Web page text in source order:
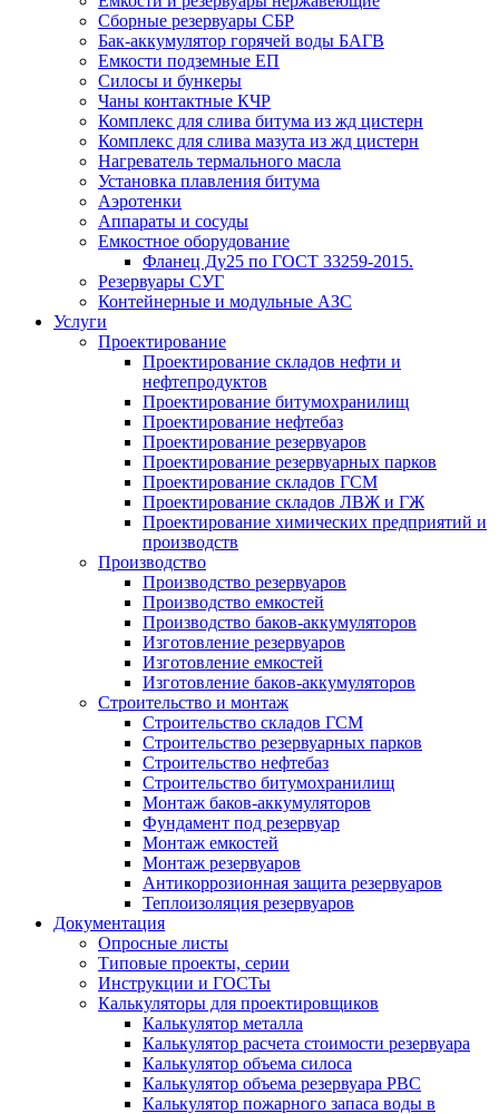
Сборные резервуары СБР
Бак-аккумулятор горячей воды БАГВ
Емкости подземные ЕП
Силосы и бункеры
Чаны контактные КЧР
Комплекс для слива битума из жд цистерн
Комплекс для слива мазута из жд цистерн
Нагреватель термального масла
Установка плавления битума
Аэротенки
Аппараты и сосуды
Емкостное оборудование
Фланец Ду25 по ГОСТ 33259-2015.
Резервуары СУГ
Контейнерные и модульные АЗС
Услуги
Проектирование
Проектирование складов нефти и
нефтепродуктов
Проектирование битумохранилищ
Проектирование нефтебаз
Проектирование резервуаров
Проектирование резервуарных парков
Проектирование складов ГСМ
Проектирование складов ЛВЖ и ГЖ
Проектирование химических предприятий и
производств
Производство
Производство резервуаров
Производство емкостей
Производство баков-аккумуляторов
Изготовление резервуаров
Изготовление емкостей
Изготовление баков-аккумуляторов
Строительство и монтаж
Строительство складов ГСМ
Строительство резервуарных парков
Строительство нефтебаз
Строительство битумохранилищ
Монтаж баков-аккумуляторов
Фундамент под резервуар
Монтаж емкостей
Монтаж резервуаров
Антикоррозионная защита резервуаров
Теплоизоляция резервуаров
Документация
Опросные листы
Типовые проекты, серии
Инструкции и ГОСТы
Калькуляторы для проектировщиков
Калькулятор металла
Калькулятор расчета стоимости резервуара
Калькулятор объема силоса
Калькулятор объема резервуара РВС
Калькулятор пожарного запаса воды в